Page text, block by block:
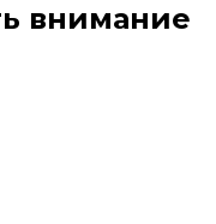
внимание